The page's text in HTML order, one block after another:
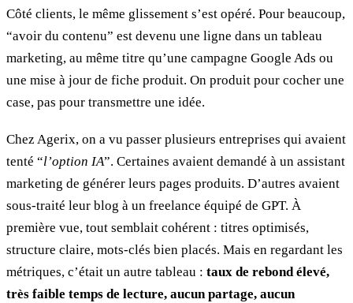
Côté clients, le même glissement s’est opéré. Pour beaucoup,
“avoir du contenu” est devenu une ligne dans un tableau
marketing, au même titre qu’une campagne Google Ads ou
une mise à jour de fiche produit. On produit pour cocher une
case, pas pour transmettre une idée.
Chez Agerix, on a vu passer plusieurs entreprises qui avaient
tenté “l’option IA”. Certaines avaient demandé à un assistant
marketing de générer leurs pages produits. D’autres avaient
sous-traité leur blog à un freelance équipé de GPT. À
première vue, tout semblait cohérent : titres optimisés,
structure claire, mots-clés bien placés. Mais en regardant les
métriques, c’était un autre tableau : taux de rebond élevé,
très faible temps de lecture, aucun partage, aucun